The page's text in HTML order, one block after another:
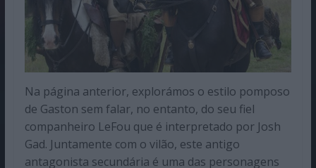
Na página anterior, explorámos o estilo pomposo
de Gaston sem falar, no entanto, do seu fiel
companheiro LeFou que é interpretado por Josh
Gad. Juntamente com o vilão, este antigo
antagonista secundária é uma das personagens